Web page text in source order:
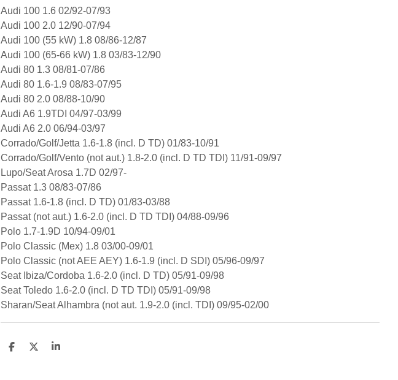
Audi 100 1.6 02/92-07/93
Audi 100 2.0 12/90-07/94
Audi 100 (55 kW) 1.8 08/86-12/87
Audi 100 (65-66 kW) 1.8 03/83-12/90
Audi 80 1.3 08/81-07/86
Audi 80 1.6-1.9 08/83-07/95
Audi 80 2.0 08/88-10/90
Audi A6 1.9TDI 04/97-03/99
Audi A6 2.0 06/94-03/97
Corrado/Golf/Jetta 1.6-1.8 (incl. D TD) 01/83-10/91
Corrado/Golf/Vento (not aut.) 1.8-2.0 (incl. D TD TDI) 11/91-09/97
Lupo/Seat Arosa 1.7D 02/97-
Passat 1.3 08/83-07/86
Passat 1.6-1.8 (incl. D TD) 01/83-03/88
Passat (not aut.) 1.6-2.0 (incl. D TD TDI) 04/88-09/96
Polo 1.7-1.9D 10/94-09/01
Polo Classic (Mex) 1.8 03/00-09/01
Polo Classic (not AEE AEY) 1.6-1.9 (incl. D SDI) 05/96-09/97
Seat Ibiza/Cordoba 1.6-2.0 (incl. D TD) 05/91-09/98
Seat Toledo 1.6-2.0 (incl. D TD TDI) 05/91-09/98
Sharan/Seat Alhambra (not aut. 1.9-2.0 (incl. TDI) 09/95-02/00
D
D
S